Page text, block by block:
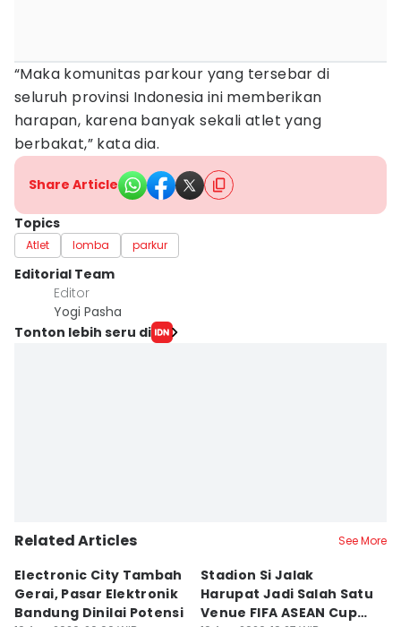
“Maka komunitas parkour yang tersebar di
seluruh provinsi Indonesia ini memberikan
harapan, karena banyak sekali atlet yang
berbakat,” kata dia.
Share Article
Topics
Atlet lomba parkur
Editorial Team
Editor
Yogi Pasha
Tonton lebih seru di
Related Articles See More
Electronic City Tambah
Gerai, Pasar Elektronik
Bandung Dinilai Potensi
Stadion Si Jalak
Harupat Jadi Salah Satu
Venue FIFA ASEAN Cup